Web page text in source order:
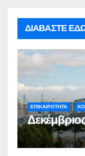
ΔΙΑΒΑΣΤΕ
ΕΠΙΚΑΙΡΟΤΗΤΑ